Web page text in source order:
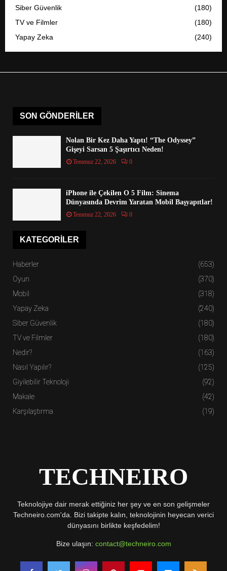
Siber Güvenlik
(180)
TV ve Filmler
(180)
Yapay Zeka
(240)
SON GÖNDERILER
Nolan Bir Kez Daha Yaptı! “The Odyssey”
Gişeyi Sarsan 5 Şaşırtıcı Neden!
Temmuz 22, 2026 0
iPhone ile Çekilen O 5 Film: Sinema
Dünyasında Devrim Yaratan Mobil Başyapıtlar!
Temmuz 22, 2026 0
KATEGORILER
Haberler
(653)
Oyun
(370)
Mobil
(318)
Yapay Zeka
(240)
Siber Güvenlik
(180)
TV ve Filmler
(180)
Nedir?
(163)
Nasıl Yapılır?
(125)
Giyilebilir Teknoloji
(92)
Makale
(42)
Karşılaştırma
(19)
TECHNEIRO
Teknolojiye dair merak ettiğiniz her şey ve en son gelişmeler
Techneiro.com'da. Bizi takipte kalın, teknolojinin heyecan verici
dünyasını birlikte keşfedelim!
Bize ulaşın: contact@techneiro.com